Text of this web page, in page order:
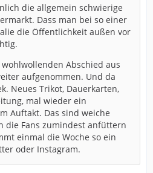
die allgemein schwierige
Dass man bei so einer
die Öffentlichkeit außen vor
Abschied aus
aufgenommen. Und da
Neues Trikot, Dauerkarten,
mal wieder ein
Auftakt. Das sind weiche
die Fans zumindest anfüttern
einmal die Woche so ein
oder Instagram.